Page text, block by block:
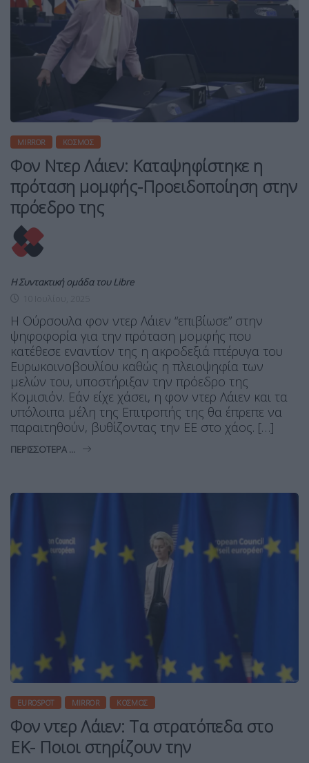
MIRROR ΚΌΣΜΟΣ
Φον Ντερ Λάιεν: Καταψηφίστηκε η
πρόταση μομφής-Προειδοποίηση στην
πρόεδρο της
Η Συντακτική ομάδα του Libre
Η Ούρσουλα φον ντερ Λάιεν “επιβίωσε” στην
ψηφοφορία για την πρόταση μομφής που
κατέθεσε εναντίον της η ακροδεξιά πτέρυγα του
Ευρωκοινοβουλίου καθώς η πλειοψηφία των
μελών του, υποστήριξαν την πρόεδρο της
Κομισιόν. Εάν είχε χάσει, η φον ντερ Λάιεν και τα
υπόλοιπα μέλη της Επιτροπής της θα έπρεπε να
παραιτηθούν, βυθίζοντας την ΕΕ στο χάος. […]
ΠΕΡΙΣΣΌΤΕΡΑ ...
EUROSPOT MIRROR ΚΌΣΜΟΣ
Φον ντερ Λάιεν: Τα στρατόπεδα στο
ΕΚ- Ποιοι στηρίζουν την